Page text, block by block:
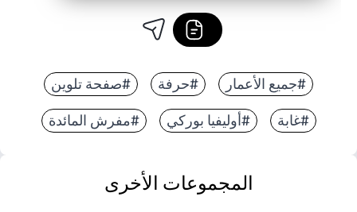
#جميع الأعمار #حرفة #صفحة تلوين
#غابة #أوليفيا بوركي #مفرش المائدة
المجموعات الأخرى